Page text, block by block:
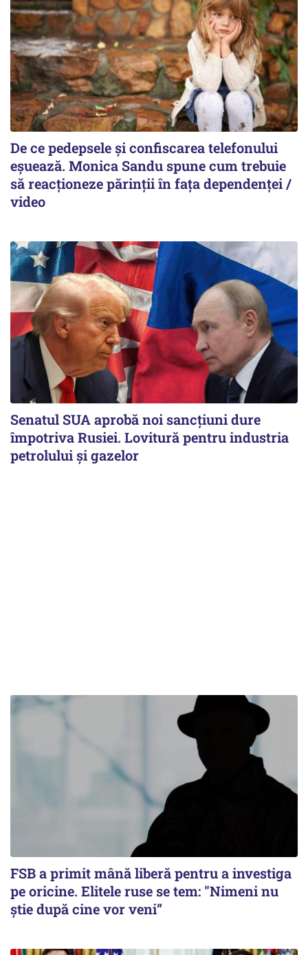
De ce pedepsele și confiscarea telefonului
eșuează. Monica Sandu spune cum trebuie
să reacționeze părinții în fața dependenței /
video
Senatul SUA aprobă noi sancțiuni dure
împotriva Rusiei. Lovitură pentru industria
petrolului și gazelor
FSB a primit mână liberă pentru a investiga
pe oricine. Elitele ruse se tem: "Nimeni nu
știe după cine vor veni”